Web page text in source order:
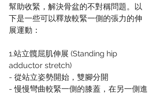
幫助收緊，解決骨盆的不對稱問題。以
下是一些可以釋放較緊一側的張力的伸
展運動：
1.站立髖屈肌伸展 (Standing hip
adductor stretch)
- 從站立姿勢開始，雙腳分開
- 慢慢彎曲較緊一側的膝蓋，在另一側進